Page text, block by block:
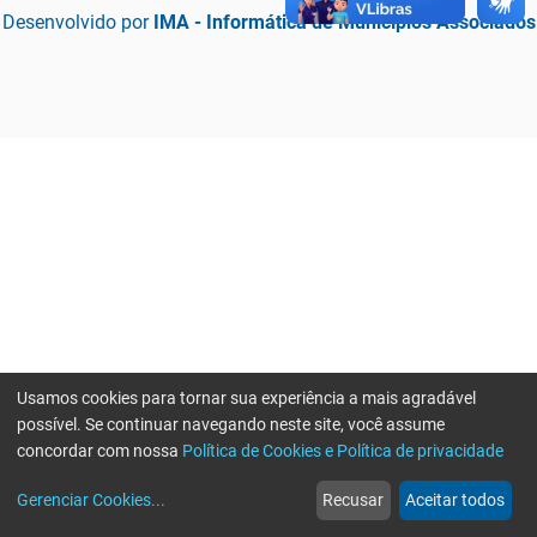
Desenvolvido por IMA - Informática de Municípios Associados
web
Notícias
more_horiz
Mais
Usamos cookies para tornar sua experiência a mais agradável
possível. Se continuar navegando neste site, você assume
concordar com nossa Política de Cookies e Política de privacidade
Gerenciar Cookies... Recusar Aceitar todos
Erro ao enviar informações, por favor tente novamente